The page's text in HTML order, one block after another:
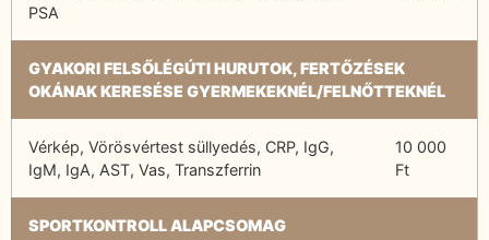
PSA
GYAKORI FELSŐLÉGÚTI HURUTOK, FERTŐZÉSEK
OKÁNAK KERESÉSE GYERMEKEKNÉL/FELNŐTTEKNÉL
Vérkép, Vörösvértest süllyedés, CRP, IgG,
IgM, IgA, AST, Vas, Transzferrin
10 000
Ft
SPORTKONTROLL ALAPCSOMAG